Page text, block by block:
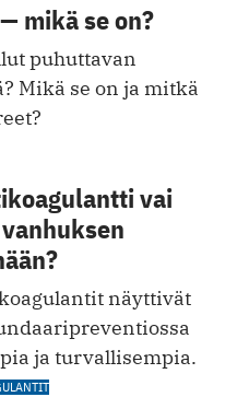
mikä se on?
puhuttavan
Mikä se on ja mitkä
vai
näyttivät
ja turvallisempia.